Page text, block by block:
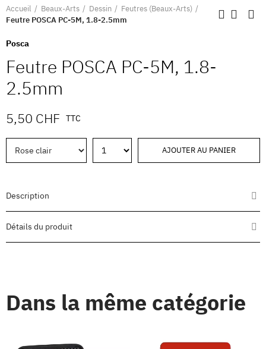
Accueil Beaux-Arts Dessin
Feutres (Beaux-Arts)
Feutre POSCA PC-5M, 1.8-2.5mm
Posca
Feutre POSCA PC-5M, 1.8-
2.5mm
5,50 CHF TTC
AJOUTER AU PANIER
Description
Détails du produit
Dans la même catégorie